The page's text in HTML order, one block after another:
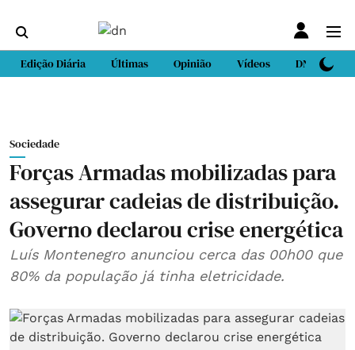
Edição Diária Últimas Opinião Vídeos DN Sport
Sociedade
Forças Armadas mobilizadas para
assegurar cadeias de distribuição.
Governo declarou crise energética
Luís Montenegro anunciou cerca das 00h00 que
80% da população já tinha eletricidade.